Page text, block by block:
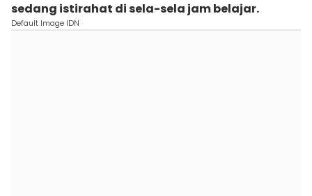
sedang istirahat di sela-sela jam belajar.
Default Image IDN